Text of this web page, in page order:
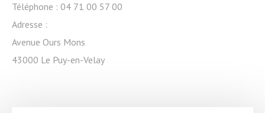
Téléphone : 04 71 00 57 00
Adresse :
Avenue Ours Mons
43000 Le Puy-en-Velay